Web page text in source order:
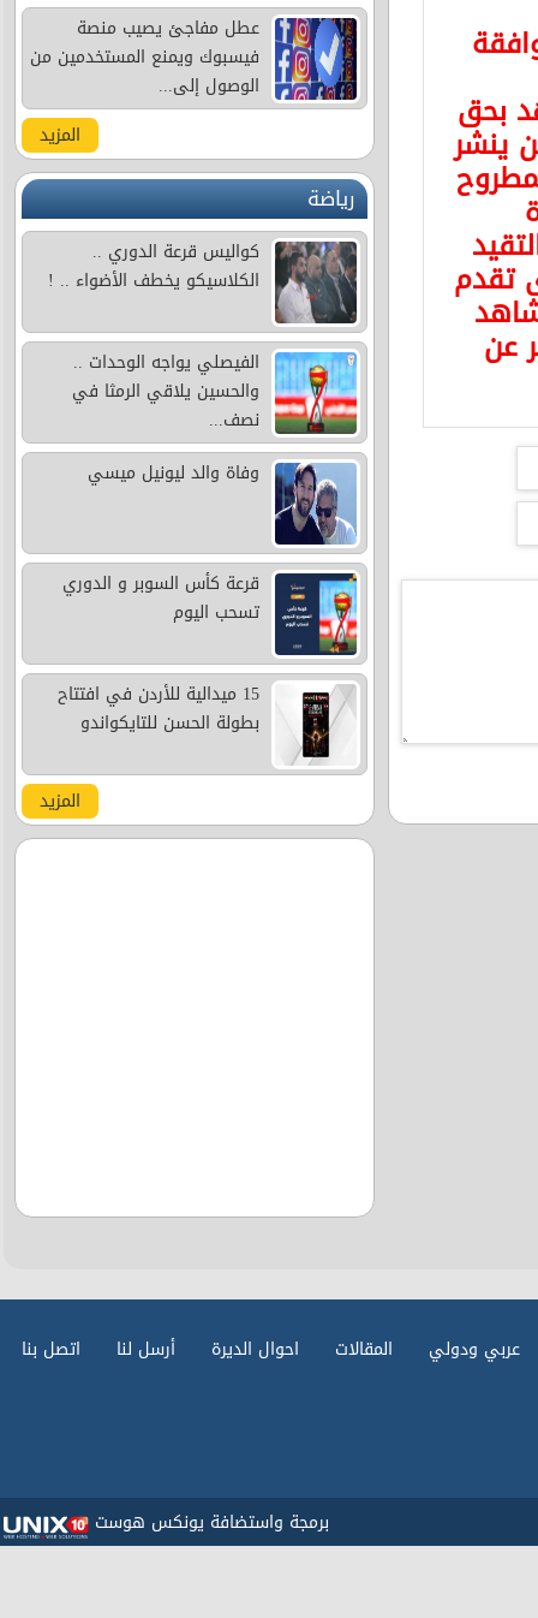
بحق
ينشر
تقدم
عن
عطل مفاجئ يصيب منصة
فيسبوك ويمنع المستخدمين من
الوصول إلى...
المزيد
رياضة
كواليس قرعة الدوري ..
الكلاسيكو يخطف الأضواء .. !
الفيصلي يواجه الوحدات ..
والحسين يلاقي الرمثا في
نصف...
وفاة والد ليونيل ميسي
قرعة كأس السوبر و الدوري
تسحب اليوم
15 ميدالية للأردن في افتتاح
بطولة الحسن للتايكواندو
المزيد
عربي ودولي المقالات احوال الديرة أرسل لنا اتصل بنا
برمجة واستضافة يونكس هوست